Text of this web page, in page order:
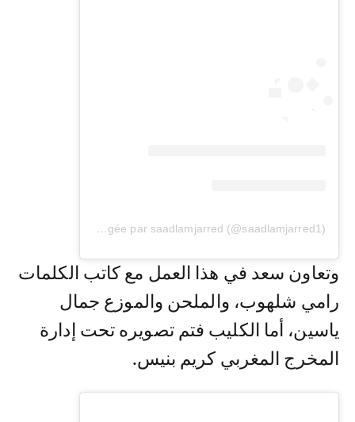
Une publication partagée par saadlamjarred (@saadlamjarred1)
وتعاون سعد في هذا العمل مع كاتب الكلمات
رامي شلهوب، والملحن والموزع جمال
ياسين، أما الكليب فتم تصويره تحت إدارة
المخرج المغربي كريم بنيس.